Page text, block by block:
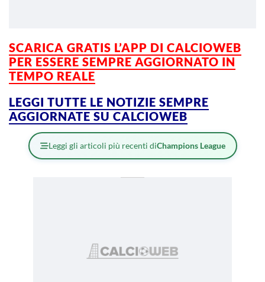
SCARICA GRATIS L’APP DI CALCIOWEB
PER ESSERE SEMPRE AGGIORNATO IN
TEMPO REALE
LEGGI TUTTE LE NOTIZIE SEMPRE
AGGIORNATE SU CALCIOWEB
Leggi gli articoli più recenti diChampions League